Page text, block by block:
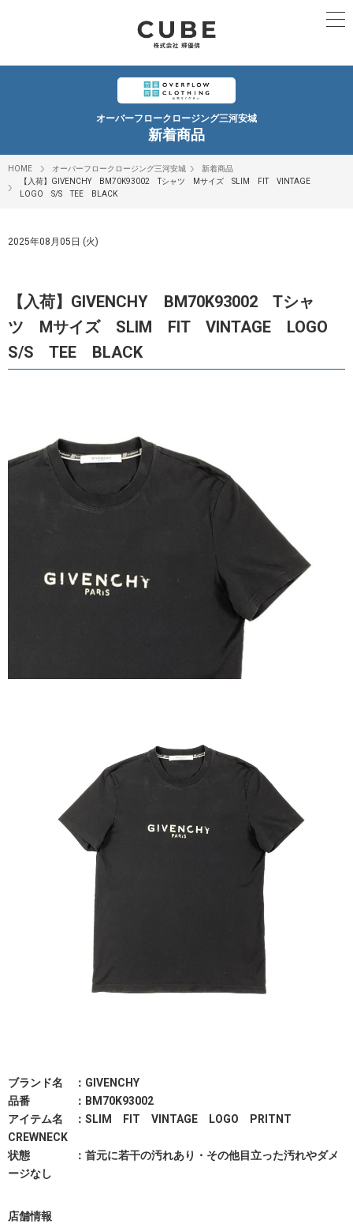
オーバーフロークロージング三河安城
新着商品
HOME オーバーフロークロージング三河安城
新着商品
【入荷】GIVENCHY BM70K93002 Tシャツ Mサイズ SLIM FIT VINTAGE
LOGO S/S TEE BLACK
2025年08月05日 (火)
【入荷】GIVENCHY BM70K93002 Tシャ
ツ Mサイズ SLIM FIT VINTAGE LOGO
S/S TEE BLACK
ブランド名 ：GIVENCHY
品番 ：BM70K93002
アイテム名 ：SLIM FIT VINTAGE LOGO PRITNT
CREWNECK
状態 ：首元に若干の汚れあり・その他目立った汚れやダメ
ージなし
店舗情報